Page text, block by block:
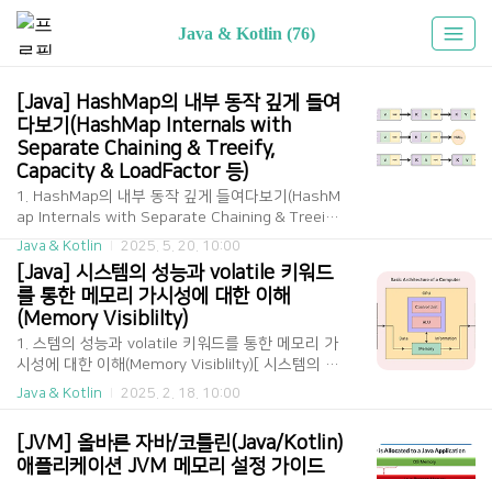
Java & Kotlin (76)
[Java] HashMap의 내부 동작 깊게 들여
다보기(HashMap Internals with
Separate Chaining & Treeify,
Capacity & LoadFactor 등)
1. HashMap의 내부 동작 깊게 들여다보기(HashM
ap Internals with Separate Chaining & Treeify,
Capacity & LoadFactor 등)[ HashMap의 해시 버
킷 Separate Chaining과 Treeify ]HahsMap은 내
부적으로 노드 배열로 저장되는데, 이때 각 노드 배
열의 요소를 해시 버킷이라고 한다. HashMap을 생
성할 때 별도의 해시 버킷 배열의 capacity를 지정
하지 않는다면 기본값 16으로 할당된다. 이러한 부
분을 그림으로 표현하면 다음과 같다. HashMap은
데이터를 저장할 키에 대한 해시코드(hashcode)를
버킷에 ..
Java & Kotlin 2025. 5. 20. 10:00
[Java] 시스템의 성능과 volatile 키워드
를 통한 메모리 가시성에 대한 이해
(Memory Visiblilty)
1. 스템의 성능과 volatile 키워드를 통한 메모리 가
시성에 대한 이해(Memory Visiblilty)[ 시스템의 성
능에 대한 이해, 성능은 어디에서 오는가? ]무어의
업자 중 한명인 고든 무어(Gorden Moore)가 명명
한 것으로, 경제적으로 생산 가능한 칩 위의 트랜지
Java & Kotlin 2025. 2. 18. 10:00
[JVM] 올바른 자바/코틀린(Java/Kotlin)
애플리케이션 JVM 메모리 설정 가이드